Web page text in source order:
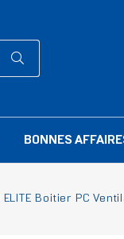
BONNES
ELITE Boitier PC